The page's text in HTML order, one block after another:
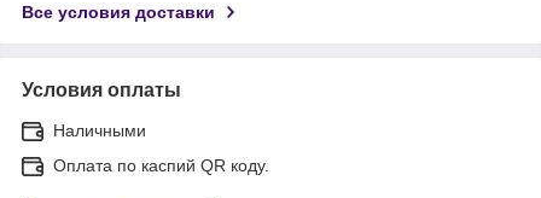
Все условия доставки
Условия оплаты
Наличными
Оплата по каспий QR коду.